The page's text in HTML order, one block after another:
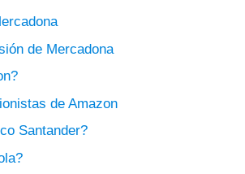
de Mercadona
de Amazon
Santander?